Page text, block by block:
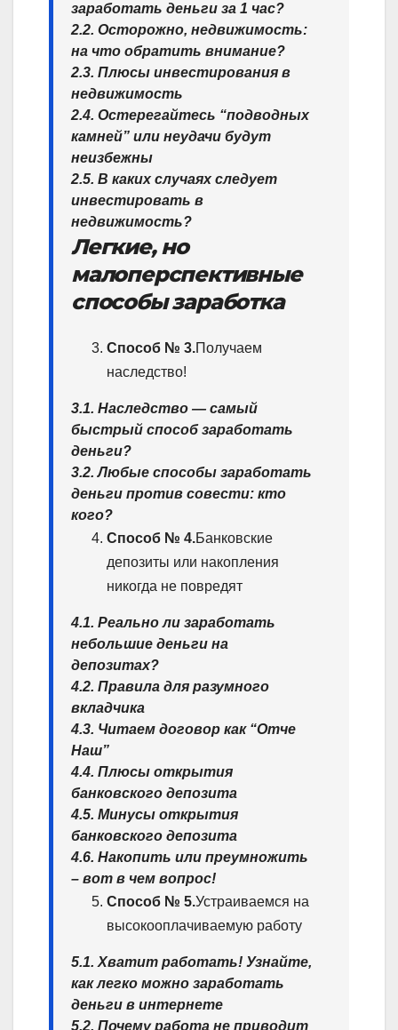
заработать деньги за 1 час?
2.2. Осторожно, недвижимость:
на что обратить внимание?
2.3. Плюсы инвестирования в
недвижимость
2.4. Остерегайтесь “подводных
камней” или неудачи будут
неизбежны
2.5. В каких случаях следует
инвестировать в
недвижимость?
Легкие, но
малоперспективные
способы заработка
Способ № 3.Получаем
наследство!
3.1. Наследство — самый
быстрый способ заработать
деньги?
3.2. Любые способы заработать
деньги против совести: кто
кого?
Способ № 4.Банковские
депозиты или накопления
никогда не повредят
4.1. Реально ли заработать
небольшие деньги на
депозитах?
4.2. Правила для разумного
вкладчика
4.3. Читаем договор как “Отче
Наш”
4.4. Плюсы открытия
банковского депозита
4.5. Минусы открытия
банковского депозита
4.6. Накопить или преумножить
– вот в чем вопрос!
Способ № 5.Устраиваемся на
высокооплачиваемую работу
5.1. Хватит работать! Узнайте,
как легко можно заработать
деньги в интернете
5.2. Почему работа не приводит